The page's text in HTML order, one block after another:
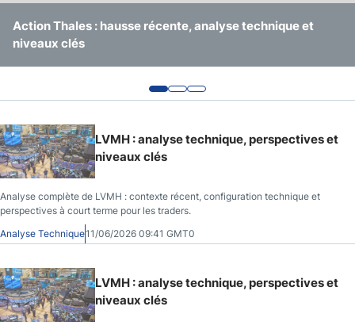
Action Thales : hausse récente, analyse technique et
niveaux clés
Action STMicroelectronics : rebond, analyse technique et
niveaux clés
Action Schneider Electric : hausse, analyse technique et
niveaux clés
LVMH : analyse technique, perspectives et
niveaux clés
Analyse complète de LVMH : contexte récent, configuration technique et
perspectives à court terme pour les traders.
Analyse Technique11/06/2026 09:41 GMT0
LVMH : analyse technique, perspectives et
niveaux clés